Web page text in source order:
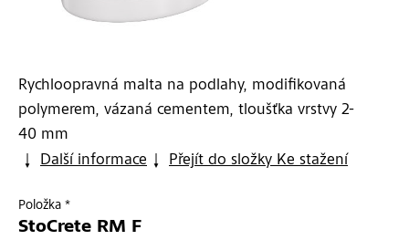
Rychloopravná malta na podlahy, modifikovaná
polymerem, vázaná cementem, tloušťka vrstvy 2-
40 mm
Další informace
Přejít do složky Ke stažení
Položka *
StoCrete RM F